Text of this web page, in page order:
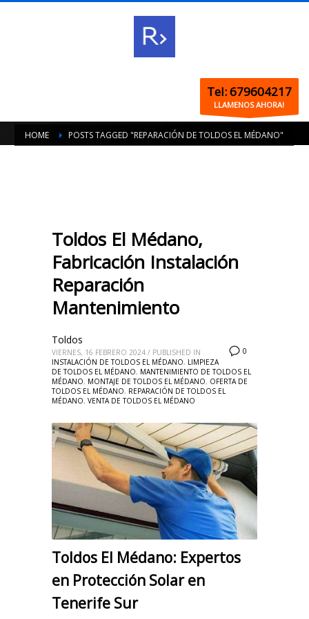
Tel: 679604217
LLAMENOS AHORA!
HOME POSTS TAGGED "REPARACIÓN DE TOLDOS EL MÉDANO"
Toldos El Médano,
Fabricación Instalación
Reparación
Mantenimiento
0
Toldos
VIERNES, 16 FEBRERO 2024 / PUBLISHED IN
INSTALACIÓN DE TOLDOS EL MÉDANO, LIMPIEZA
DE TOLDOS EL MÉDANO, MANTENIMIENTO DE TOLDOS EL
MÉDANO, MONTAJE DE TOLDOS EL MÉDANO, OFERTA DE
TOLDOS EL MÉDANO, REPARACIÓN DE TOLDOS EL
MÉDANO, VENTA DE TOLDOS EL MÉDANO
Toldos El Médano: Expertos
en Protección Solar en
Tenerife Sur